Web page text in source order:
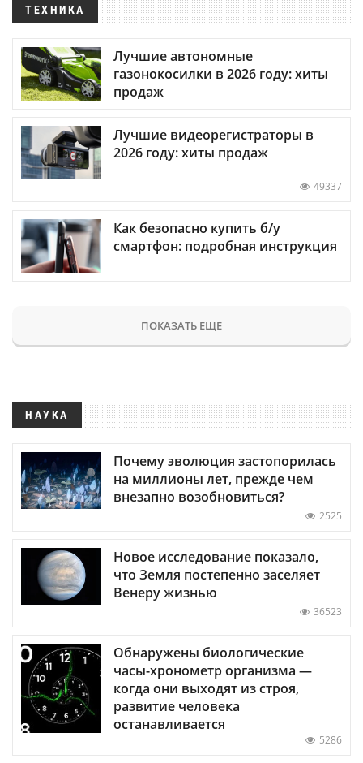
ТЕХНИКА
Лучшие автономные
газонокосилки в 2026 году: хиты
продаж
Лучшие видеорегистраторы в
2026 году: хиты продаж
49337
Как безопасно купить б/у
смартфон: подробная инструкция
ПОКАЗАТЬ ЕЩЕ
НАУКА
Почему эволюция застопорилась
на миллионы лет, прежде чем
внезапно возобновиться?
2525
Новое исследование показало,
что Земля постепенно заселяет
Венеру жизнью
36523
Обнаружены биологические
часы-хронометр организма —
когда они выходят из строя,
развитие человека
останавливается
5286